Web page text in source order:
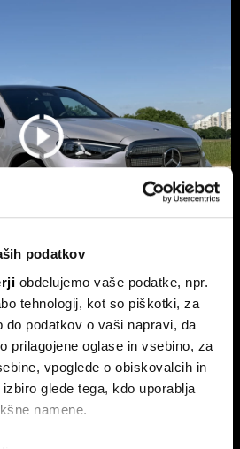
podatkov
obdelujemo vaše podatke, npr.
tehnologij, kot so piškotki, za
do podatkov o vaši napravi, da
prilagojene oglase in vsebino, za
vpoglede o obiskovalcih in
glede tega, kdo uporablja
namene.
benz GLC: Tvegana
ali genialni
z elektrificirano uspešnico
v smeri pogonske alternative.